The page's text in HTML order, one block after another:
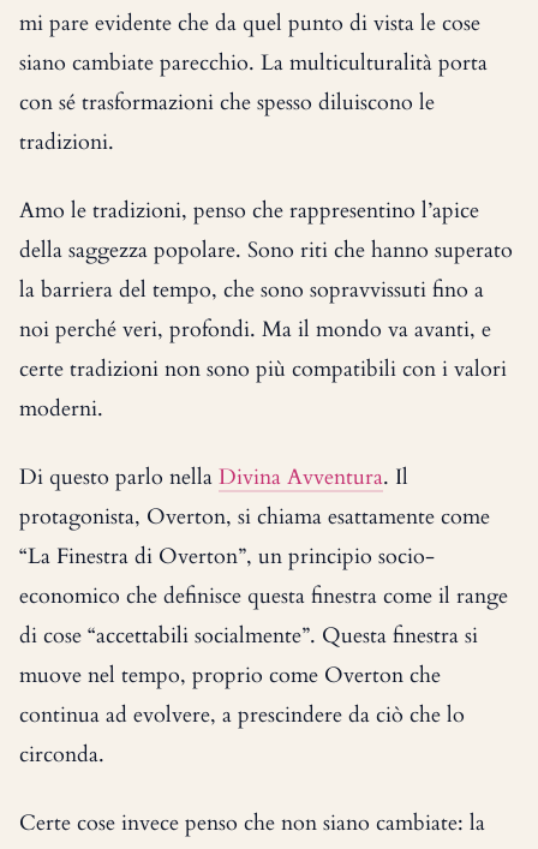
mi pare evidente che da quel punto di vista le cose
siano cambiate parecchio. La multiculturalità porta
con sé trasformazioni che spesso diluiscono le
tradizioni.
Amo le tradizioni, penso che rappresentino l’apice
della saggezza popolare. Sono riti che hanno superato
la barriera del tempo, che sono sopravvissuti fino a
noi perché veri, profondi. Ma il mondo va avanti, e
certe tradizioni non sono più compatibili con i valori
moderni.
Di questo parlo nella Divina Avventura. Il
protagonista, Overton, si chiama esattamente come
“La Finestra di Overton”, un principio socio-
economico che definisce questa finestra come il range
di cose “accettabili socialmente”. Questa finestra si
muove nel tempo, proprio come Overton che
continua ad evolvere, a prescindere da ciò che lo
circonda.
Certe cose invece penso che non siano cambiate: la